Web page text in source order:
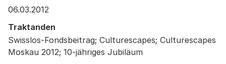
06.03.2012
Traktanden
Swisslos-Fondsbeitrag; Culturescapes; Culturescapes
Moskau 2012; 10-jähriges Jubiläum